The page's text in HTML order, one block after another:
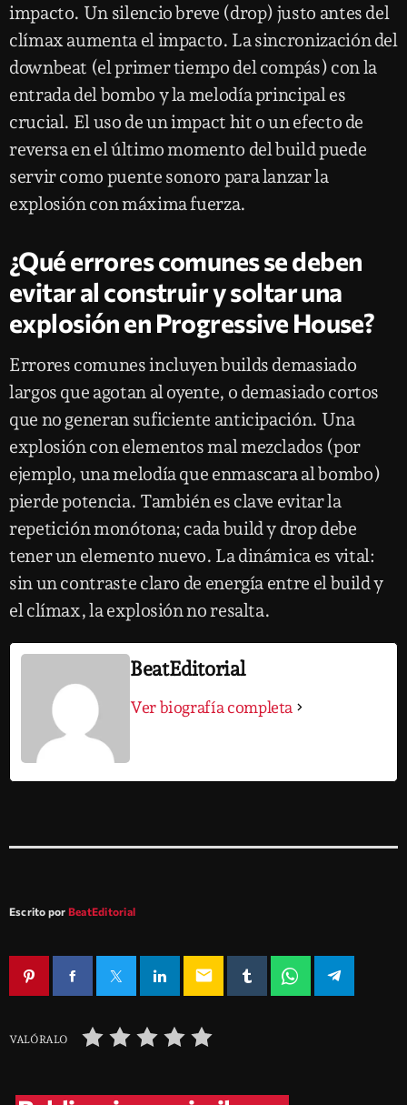
impacto. Un silencio breve (drop) justo antes del
clímax aumenta el impacto. La sincronización del
downbeat (el primer tiempo del compás) con la
entrada del bombo y la melodía principal es
crucial. El uso de un impact hit o un efecto de
reversa en el último momento del build puede
servir como puente sonoro para lanzar la
explosión con máxima fuerza.
¿Qué errores comunes se deben
evitar al construir y soltar una
explosión en Progressive House?
Errores comunes incluyen builds demasiado
largos que agotan al oyente, o demasiado cortos
que no generan suficiente anticipación. Una
explosión con elementos mal mezclados (por
ejemplo, una melodía que enmascara al bombo)
pierde potencia. También es clave evitar la
repetición monótona; cada build y drop debe
tener un elemento nuevo. La dinámica es vital:
sin un contraste claro de energía entre el build y
el clímax, la explosión no resalta.
BeatEditorial
Ver biografía completa
Escrito por BeatEditorial
email
VALÓRALO